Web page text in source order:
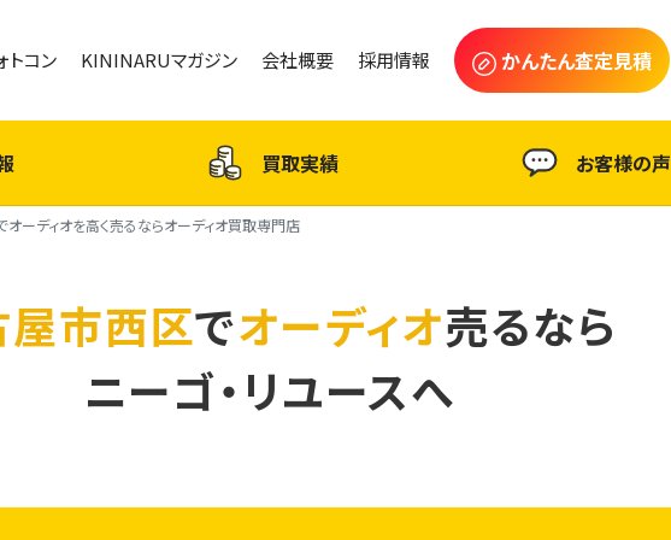
トコン KININARUマガジン 会社概要 採用情報 かんたん査定見積
買取実績 お客様の声
ーディオを高く売るならオーディオ買取専門店
市西区でオーディオ売るなら
ニーゴ・リユースへ